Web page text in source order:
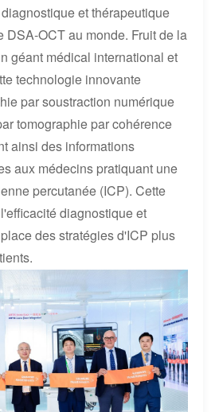
et thérapeutique
DSA-OCT au monde. Fruit de la
géant médical international et
technologie innovante
par soustraction numérique
tomographie par cohérence
ainsi des informations
aux médecins pratiquant une
percutanée (ICP). Cette
diagnostique et
des stratégies d'ICP plus